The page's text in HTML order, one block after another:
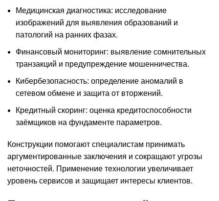
Медицинская диагностика: исследование
изображений для выявления образований и
патологий на ранних фазах.
Финансовый мониторинг: выявление сомнительных
транзакций и предупреждение мошенничества.
Кибербезопасность: определение аномалий в
сетевом обмене и защита от вторжений.
Кредитный скоринг: оценка кредитоспособности
заёмщиков на фундаменте параметров.
Конструкции помогают специалистам принимать
аргументированные заключения и сокращают угрозы
неточностей. Применение технологии увеличивает
уровень сервисов и защищает интересы клиентов.